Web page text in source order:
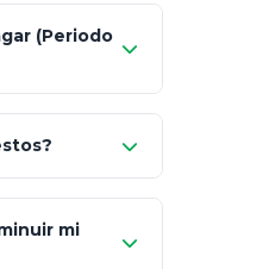
(Periodo
mi